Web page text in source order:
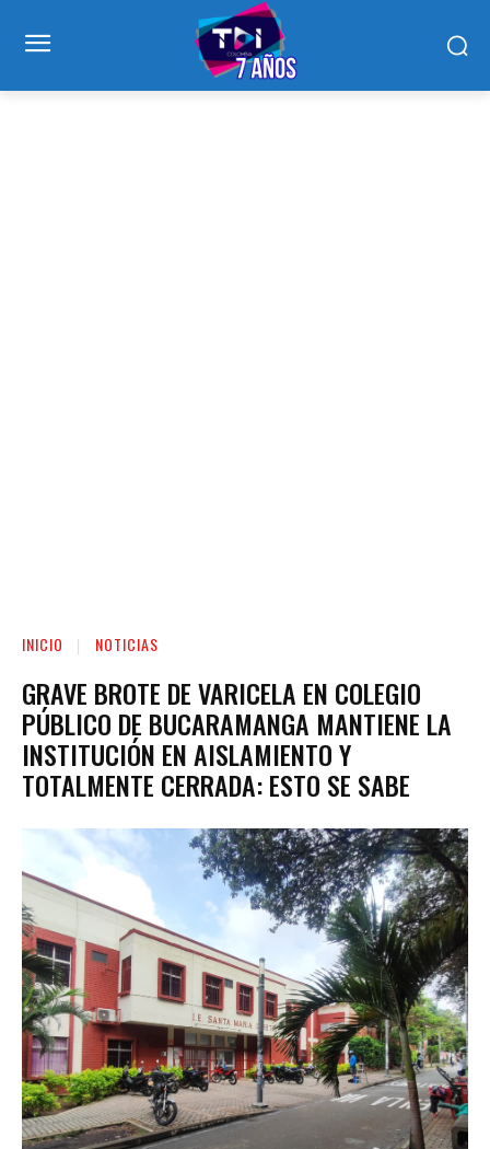
INICIO NOTICIAS
GRAVE BROTE DE VARICELA EN COLEGIO
PÚBLICO DE BUCARAMANGA MANTIENE LA
INSTITUCIÓN EN AISLAMIENTO Y
TOTALMENTE CERRADA: ESTO SE SABE